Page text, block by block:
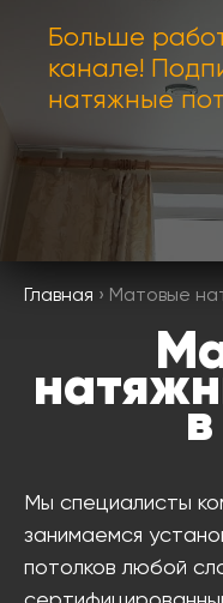
Больше
канале!
натяжные
Главная › Матовые
Мы специалисты
занимаемся
потолков любой